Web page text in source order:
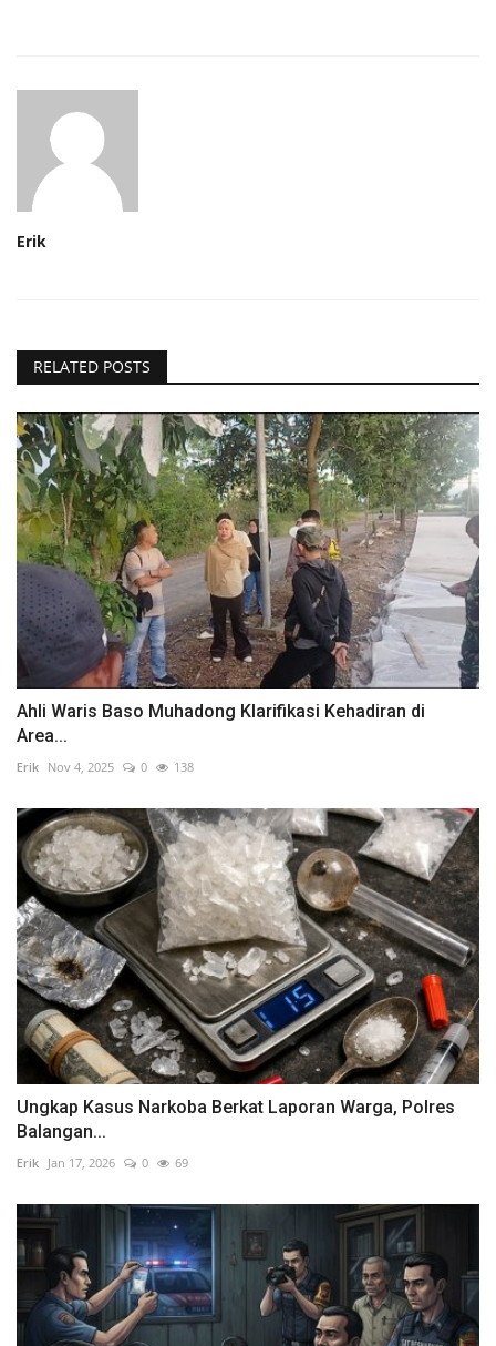
Erik
RELATED POSTS
Ahli Waris Baso Muhadong Klarifikasi Kehadiran di
Area...
Erik Nov 4, 2025 0 138
Ungkap Kasus Narkoba Berkat Laporan Warga, Polres
Balangan...
Erik Jan 17, 2026 0 69